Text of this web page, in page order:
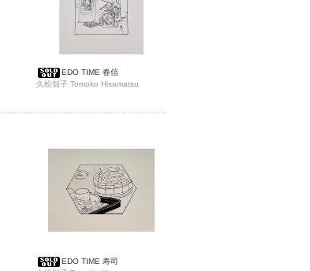
EDO TIME 春信
久松知子 Tomoko Hisamatsu
EDO TIME 寿司